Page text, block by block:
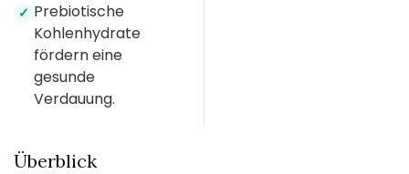
✓ Prebiotische
Kohlenhydrate
fördern eine
gesunde
Verdauung.
Überblick